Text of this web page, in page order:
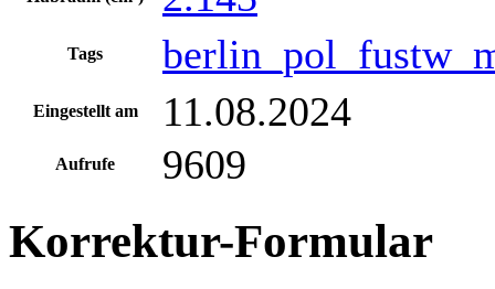
Tags
Eingestellt am 11.08.2024
Aufrufe 9609
Korrektur-Formular